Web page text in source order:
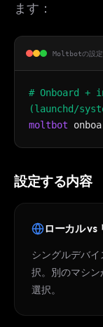
ます：
Moltbotの設定
# Onboard
(launchd/
moltbot
設定する内容
ローカル vs
シングルデバ
択。別のマシ
選択。